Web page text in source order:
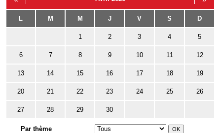
L M M J V S D
1 2 3 4 5
6 7 8 9 10 11 12
13 14 15 16 17 18 19
20 21 22 23 24 25 26
27 28 29 30
Par thème